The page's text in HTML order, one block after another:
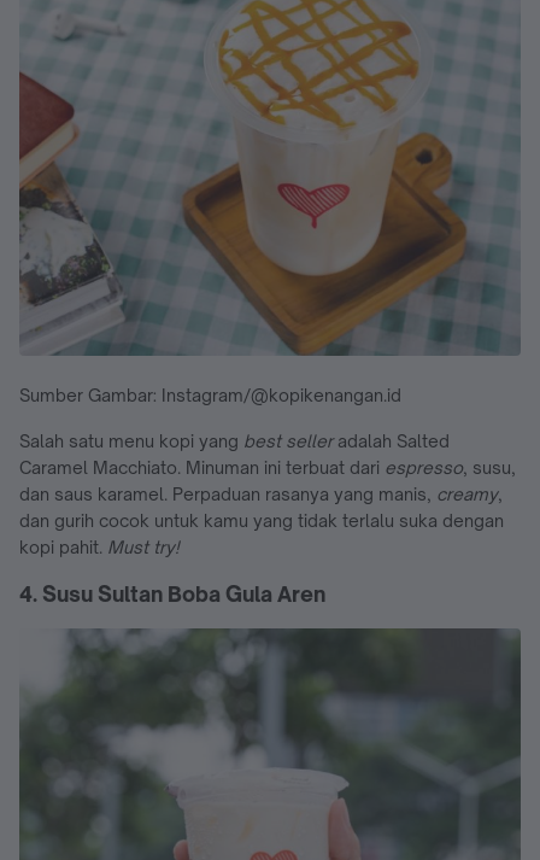
Sumber Gambar: Instagram/@kopikenangan.id
Salah satu menu kopi yang best selleradalah Salted
Caramel Macchiato. Minuman ini terbuat dari espresso, susu,
dan saus karamel. Perpaduan rasanya yang manis, creamy,
dan gurih cocok untuk kamu yang tidak terlalu suka dengan
kopi pahit. Must try!
4. Susu Sultan Boba Gula Aren